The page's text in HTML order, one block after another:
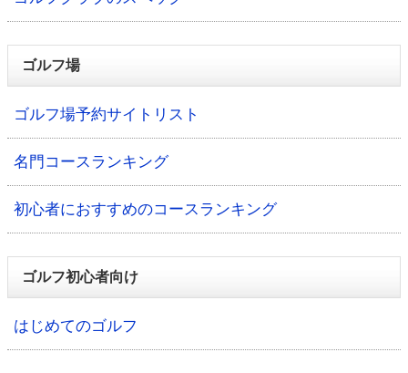
ゴルフ場
ゴルフ場予約サイトリスト
名門コースランキング
初心者におすすめのコースランキング
ゴルフ初心者向け
はじめてのゴルフ